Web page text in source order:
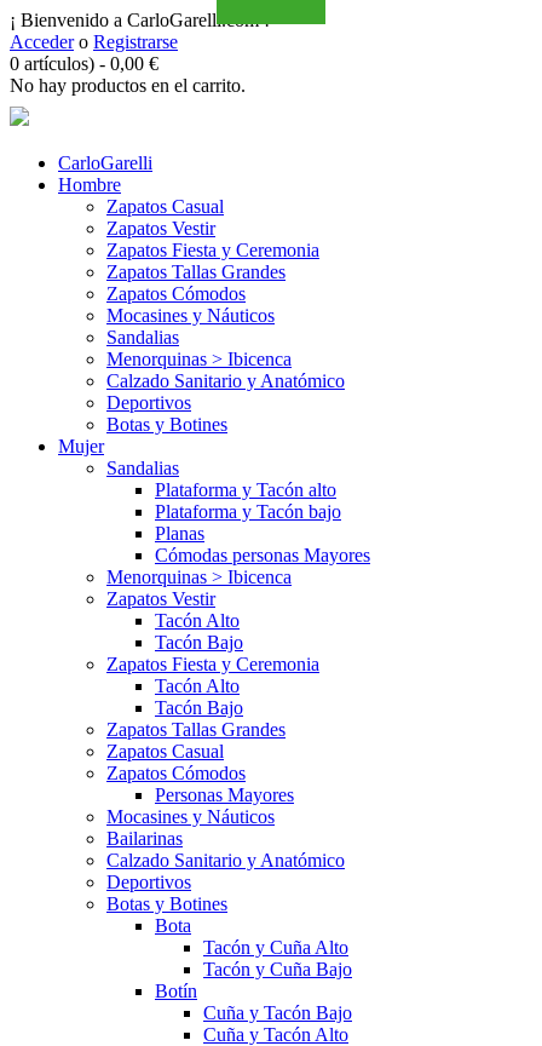
¡ Bienvenido a CarloGarelli.com !
Accedero Registrarse
0 artículos) - 0,00 €
No hay productos en el carrito.
CarloGarelli
Hombre
Zapatos Casual
Zapatos Vestir
Zapatos Fiesta y Ceremonia
Zapatos Tallas Grandes
Zapatos Cómodos
Mocasines y Náuticos
Sandalias
Menorquinas > Ibicenca
Calzado Sanitario y Anatómico
Deportivos
Botas y Botines
Mujer
Sandalias
Plataforma y Tacón alto
Plataforma y Tacón bajo
Planas
Cómodas personas Mayores
Menorquinas > Ibicenca
Zapatos Vestir
Tacón Alto
Tacón Bajo
Zapatos Fiesta y Ceremonia
Tacón Alto
Tacón Bajo
Zapatos Tallas Grandes
Zapatos Casual
Zapatos Cómodos
Personas Mayores
Mocasines y Náuticos
Bailarinas
Calzado Sanitario y Anatómico
Deportivos
Botas y Botines
Bota
Tacón y Cuña Alto
Tacón y Cuña Bajo
Botín
Cuña y Tacón Bajo
Cuña y Tacón Alto